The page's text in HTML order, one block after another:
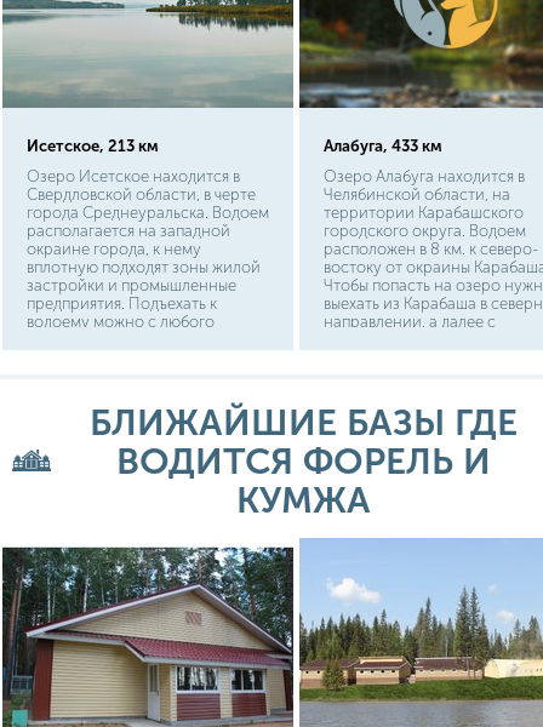
Исетское, 213 км
Озеро Исетское находится в
Свердловской области, в черте
города Среднеуральска. Водоем
располагается на западной
окраине города, к нему
вплотную подходят зоны жилой
застройки и промышленные
предприятия. Подъехать к
водоему можно с любого
путь до Нижнего Тагила
составит 240 км.
Алабуга, 433 км
Озеро Алабуга находится в
Челябинской области, на
территории Карабашского
городского округа. Водоем
расположен в 8 км. к северо-
востоку от окраины
Чтобы попасть на озеро
выехать из Карабаша в
направлении, а далее с
берегу. На южном берегу
расположена рыболовная
Расстояние от областного
центра – города Челябинска
озера составляет 95 км.
Расстояние от центра
Екатеринбурга до озера
БЛИЖАЙШИЕ БАЗЫ ГДЕ
ВОДИТСЯ ФОРЕЛЬ И
КУМЖА